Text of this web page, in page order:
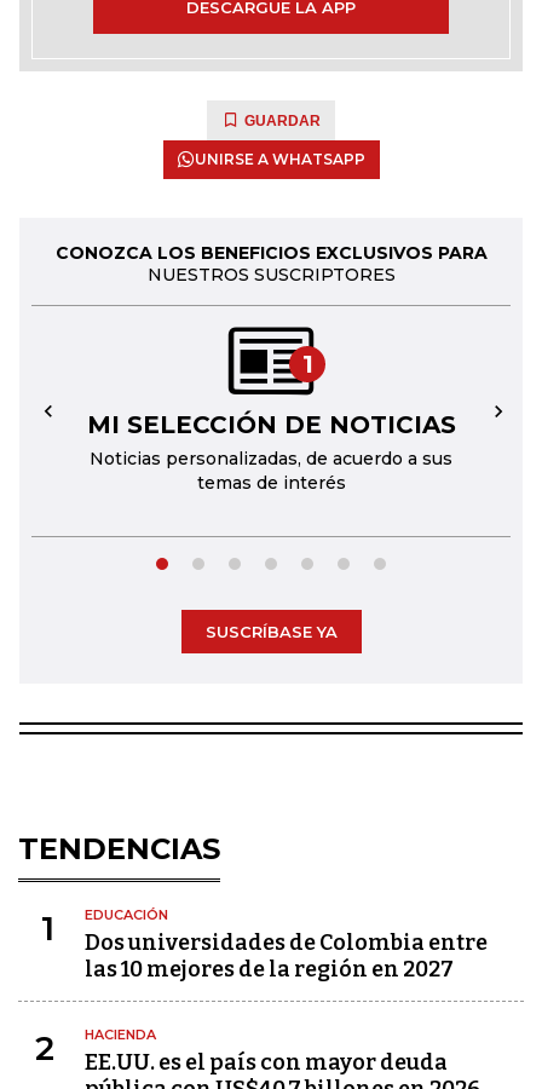
DESCARGUE LA APP
GUARDAR
UNIRSE A WHATSAPP
CONOZCA LOS BENEFICIOS EXCLUSIVOS PARA
NUESTROS SUSCRIPTORES
1
MI SELECCIÓN DE NOTICIAS
Noticias personalizadas, de acuerdo a sus
temas de interés
← →
SUSCRÍBASE YA
TENDENCIAS
1 EDUCACIÓN
Dos universidades de Colombia entre
las 10 mejores de la región en 2027
2 HACIENDA
EE.UU. es el país con mayor deuda